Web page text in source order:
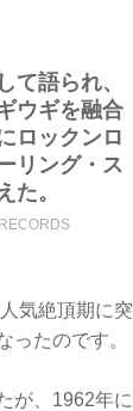
て語られ、
ウギを融合
ロックンロ
リング・ス
た。
気絶頂期に突
たのです。
が、1962年に